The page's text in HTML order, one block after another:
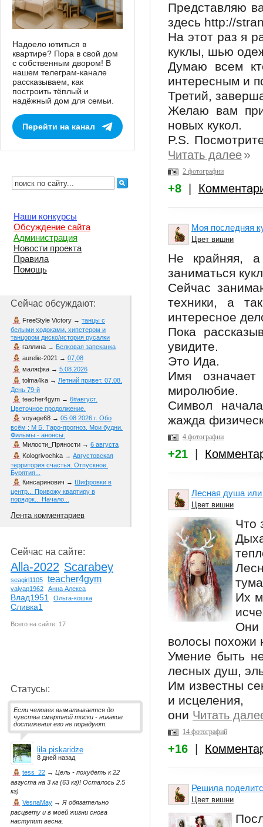
Представляю
здесь http://
На этот раз я
куклы, шью
Думаю всем
интересным и
Третий,
Желаю вам
новых кукол.
P.S.
Читать далее»
2 фотографии
+8
Моя последняя
Цвет вишни
Не крайняя,
заниматься
Сейчас
техники, а
интересное
Пока
увидите.
Это Ида.
Имя означает
миролюбие.
Символ
жажда
4 фотографии
+21
Лесная душа
Цвет вишни
Что
Их
Они
волосы похожи
Умение быть
лесных душ,
Им известны
и исцеления,
они Читать
14 фотографий
+16
Решила
Цвет вишни
Надоело ютиться в
квартире? Пора в свой дом
с собственным двором! В
нашем телеграм-канале
рассказываем, как
построить тёплый и
надёжный дом для семьи.
Перейти на канал
Наши конкурсы
Обсуждение сайта
Администрация
Новости проекта
Правила
Помощь
Сейчас обсуждают:
FreeStyle Victory → танцы с
белыми ходоками, хипстером и
танцором диско/история русалки
галлина → Белковая запеканка
aurelie-2021 → 07,08
маляфка → 5.08.2026
tolma4ka → Летний привет. 07.08.
День 79-й
teacher4gym → 6#август.
Цветочное продолжение.
voyage68 → 05 08 2026 г. Обо
всём : М Б. Таро-прогноз. Мои будни.
Фильмы - анонсы.
Милости_Пряности → 6 августа
Kologrivochka → Августовская
территория счастья. Отпускное.
Бурятия...
Кинсаринович → Шифровки в
центр... Привожу квартиру в
порядок... Начало...
Лента комментариев
Сейчас на сайте:
Alla-2022 Scarabey
seagirl1105 teacher4gym
valyap1962 Анна Алекса
Влад1951 Ольга-кошка
Сливка1
Всего на сайте: 17
Статусы:
Если человек выматывается до
чувства смертной тоски - никакие
достижения его не порадуют.
lila piskaridze
8 дней назад
tess_22 → Цель - похудеть к 22
августа на 3 кг (63 кг)! Осталось 2.5
кг)
VesnaMay →Я обязательно
расцвету и в моей жизни снова
наступит весна.